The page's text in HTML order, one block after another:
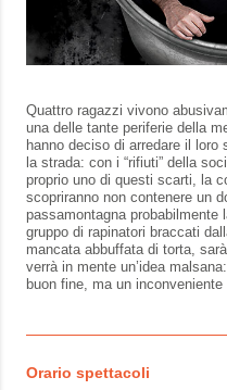
Quattro ragazzi vivono
una delle tante periferie della
hanno deciso di arredare il
la strada: con i “rifiuti” della
proprio uno di questi scarti, la
scopriranno non contenere un
passamontagna
gruppo di rapinatori braccati
mancata abbuffata di torta,
verrà in mente un’idea
buon fine, ma un
Orario spettacoli